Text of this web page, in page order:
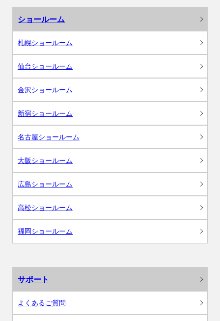
ショールーム
札幌ショールーム
仙台ショールーム
金沢ショールーム
新宿ショールーム
名古屋ショールーム
大阪ショールーム
広島ショールーム
高松ショールーム
福岡ショールーム
サポート
よくあるご質問